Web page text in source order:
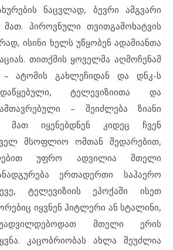
ნაცვლად, ბევრი ამგვარი
მათ. პიროვნული თვითგამოხატვის
ისინი ხელს უწყობენ ადამიანთა
თითქმის ყოველმა აღმოჩენამ
– ატომის გახლეჩიდან და დნკ-ს
ტელევიზიითა და
– შეიძლება ზიანი
მათ იყენებდნენ კიდეც ჩვენ
მსოფლიო ომთან შედარებით,
უფრო ადვილია მთელი
ერთადერთი საჰაერო
ტელევიზიის ეპოქაში ისეთ
იყვნენ ჰიტლერი ან სტალინი,
მთელი ერის
კაცობრიობას ახლა შეუძლია